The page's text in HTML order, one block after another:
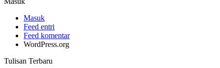
Masuk
Feed entri
Feed komentar
WordPress.org
Tulisan Terbaru